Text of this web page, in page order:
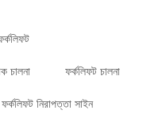
চালনা ফর্কলিফট চালনা
ফর্কলিফট নিরাপত্তা সাইন